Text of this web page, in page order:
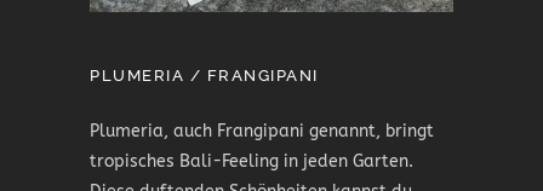
PLUMERIA / FRANGIPANI
Plumeria, auch Frangipani genannt, bringt
tropisches Bali-Feeling in jeden Garten.